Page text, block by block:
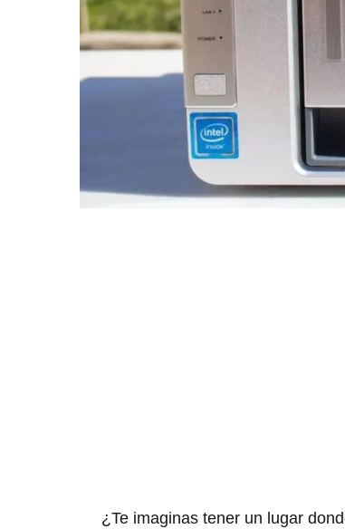
¿Te imaginas tener un lugar